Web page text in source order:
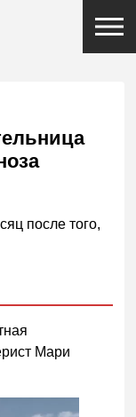
после того,
Мари